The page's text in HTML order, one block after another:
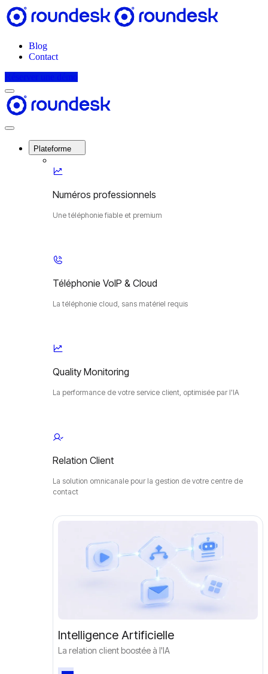
Blog
Contact
Réserver une démo
Menu
Roundesk
Close
Plateforme
Numéros professionnels
Une téléphonie fiable et premium
Téléphonie VoIP & Cloud
La téléphonie cloud, sans matériel requis
Quality Monitoring
La performance de votre service client, optimisée par l'IA
Relation Client
La solution omnicanale pour la gestion de votre centre de
contact
Intelligence Artificielle
La relation client boostée à l'IA